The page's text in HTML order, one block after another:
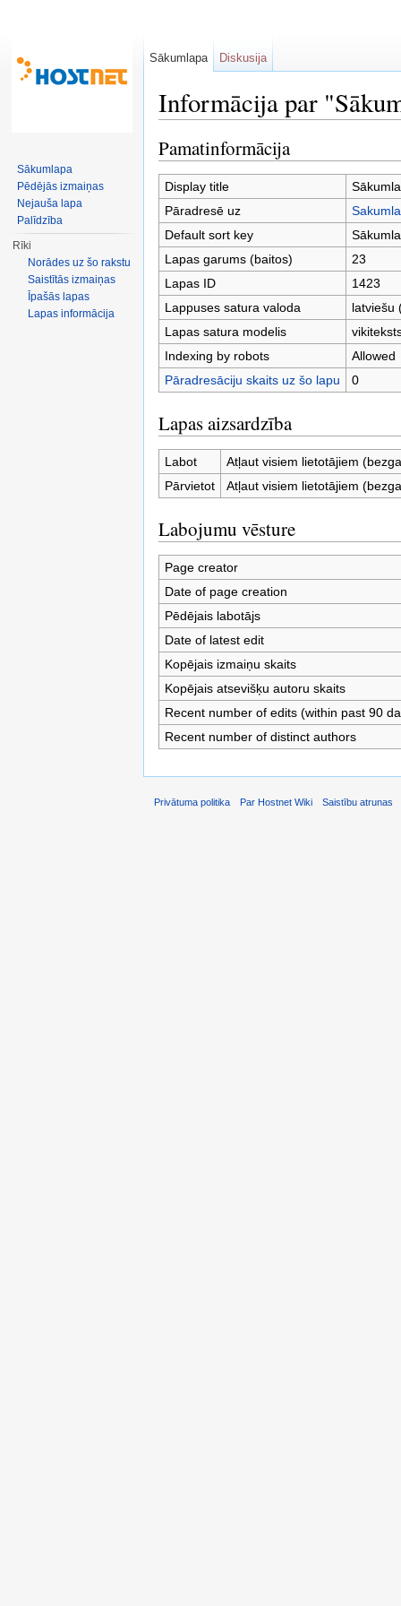
Informācija par
Pamatinformācija
Display title
Pāradresē uz
Default sort key
Lapas garums (baitos)
23
Lapas ID
1423
Lappuses satura valoda
latviešu
Lapas satura modelis
Indexing by robots
Allowed
Pāradresāciju skaits uz šo lapu
0
Lapas aizsardzība
Labot
Atļaut visiem lietotājiem
Pārvietot
Atļaut visiem lietotājiem
Labojumu vēsture
Page creator
Date of page creation
Pēdējais labotājs
Date of latest edit
Kopējais izmaiņu skaits
Kopējais atsevišķu autoru skaits
Recent number of edits (within past 90
Recent number of distinct authors
Sākumlapa Diskusija
Sākumlapa
Pēdējās izmaiņas
Nejauša lapa
Palīdzība
Rīki
Norādes uz šo rakstu
Saistītās izmaiņas
Īpašās lapas
Lapas informācija
Privātuma politika Par Hostnet Wiki Saistību atrunas